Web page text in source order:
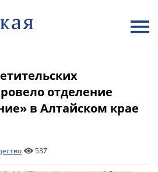
отделение
в Алтайском крае
537